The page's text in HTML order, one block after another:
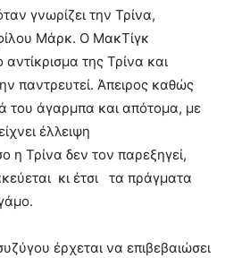
γνωρίζει την Τρίνα,
Μάρκ. Ο ΜακΤίγκ
της Τρίνα και
παντρευτεί. Άπειρος καθώς
του άγαρμπα και απότομα, με
έλλειψη
η Τρίνα δεν τον παρεξηγεί,
κι έτσι τα πράγματα
έρχεται να επιβεβαιώσει